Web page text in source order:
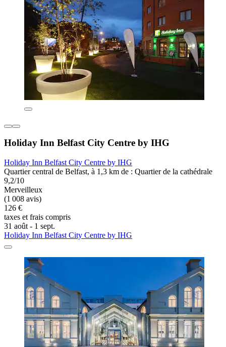
Holiday Inn Belfast City Centre by IHG
Holiday Inn Belfast City Centre by IHG
Quartier central de Belfast, à 1,3 km de : Quartier de la cathédrale
9,2/10
Merveilleux
(1 008 avis)
126 €
taxes et frais compris
31 août - 1 sept.
Holiday Inn Belfast City Centre by IHG